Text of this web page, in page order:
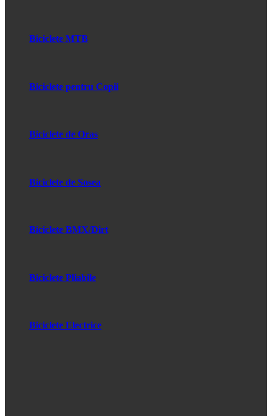
Biciclete MTB
Biciclete pentru Copii
Biciclete de Oras
Biciclete de Sosea
Biciclete BMX/Dirt
Biciclete Pliabile
Biciclete Electrice